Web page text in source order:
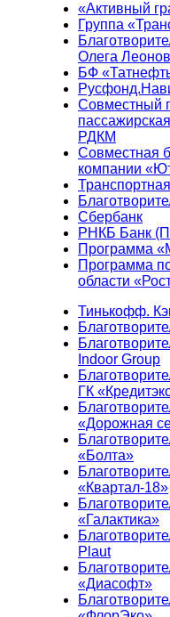
«Активный
Группа
Олега
БФ
Совместный
РДКМ
Совместная
компании
Сбербанк
РНКБ Банк
Программа
Программа
области
Тинькофф.
Indoor Group
ГК
«Дорожная
«Болта»
«Квартал-18»
«Галактика»
Plaut
«Диасофт»